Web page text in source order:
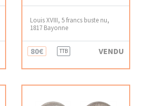
Louis XVIII, 5 francs buste nu,
1817 Bayonne
80€ TTB VENDU